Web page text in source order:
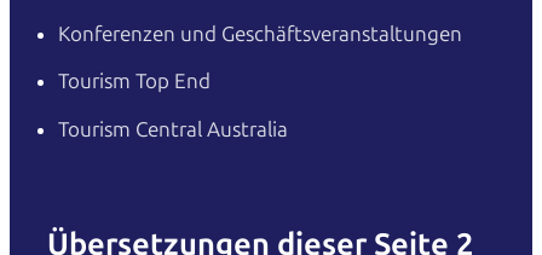
Konferenzen und Geschäftsveranstaltungen
Tourism Top End
Tourism Central Australia
Übersetzungen dieser Seite 2